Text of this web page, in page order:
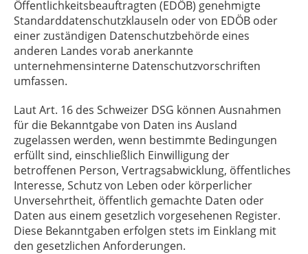
Öffentlichkeitsbeauftragten (EDÖB) genehmigte
Standarddatenschutzklauseln oder von EDÖB oder
einer zuständigen Datenschutzbehörde eines
anderen Landes vorab anerkannte
unternehmensinterne Datenschutzvorschriften
umfassen.
Laut Art. 16 des Schweizer DSG können Ausnahmen
für die Bekanntgabe von Daten ins Ausland
zugelassen werden, wenn bestimmte Bedingungen
erfüllt sind, einschließlich Einwilligung der
betroffenen Person, Vertragsabwicklung, öffentliches
Interesse, Schutz von Leben oder körperlicher
Unversehrtheit, öffentlich gemachte Daten oder
Daten aus einem gesetzlich vorgesehenen Register.
Diese Bekanntgaben erfolgen stets im Einklang mit
den gesetzlichen Anforderungen.